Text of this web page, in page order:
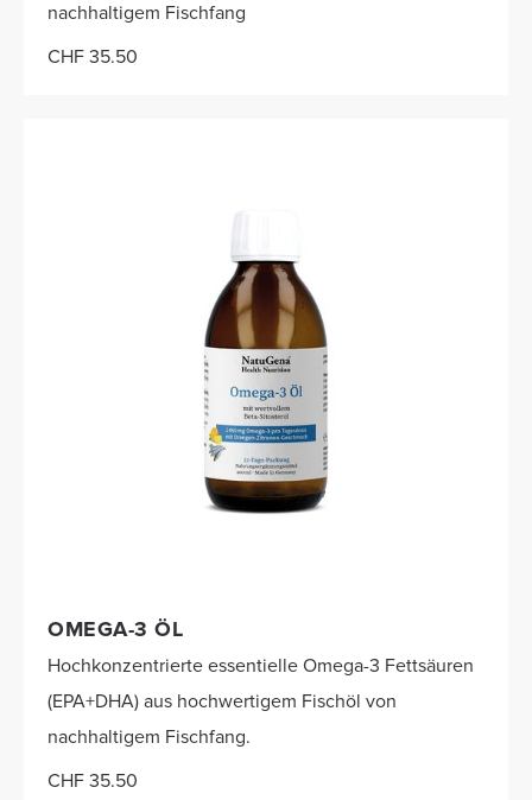
nachhaltigem Fischfang
CHF 35.50
OMEGA-3 ÖL
Hochkonzentrierte essentielle Omega-3 Fettsäuren
(EPA+DHA) aus hochwertigem Fischöl von
nachhaltigem Fischfang.
CHF 35.50